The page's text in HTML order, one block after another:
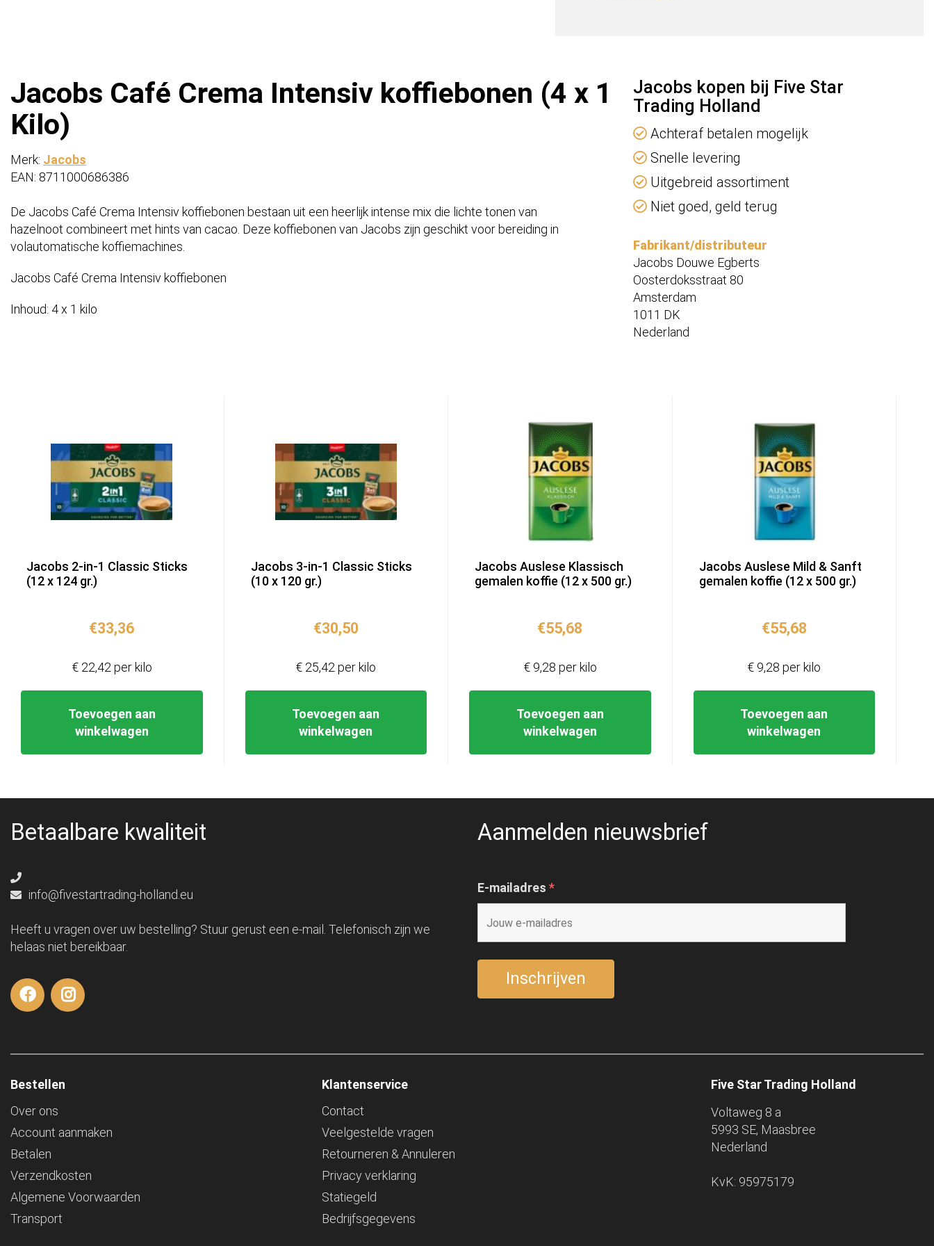
Jacobs Café Crema Intensiv koffiebonen (4 x 1
Kilo)
Merk: Jacobs
EAN: 8711000686386
De Jacobs Café Crema Intensiv koffiebonen bestaan uit een heerlijk intense mix die lichte tonen van
hazelnoot combineert met hints van cacao. Deze koffiebonen van Jacobs zijn geschikt voor bereiding in
volautomatische koffiemachines.
Jacobs Café Crema Intensiv koffiebonen
Inhoud: 4 x 1 kilo
Jacobs kopen bij Five Star
Trading Holland
Achteraf betalen mogelijk
Snelle levering
Uitgebreid assortiment
Niet goed, geld terug
Fabrikant/distributeur
Jacobs Douwe Egberts
Oosterdoksstraat 80
Amsterdam
1011 DK
Nederland
Jacobs 2-in-1 Classic Sticks
(12 x 124 gr.)
€33,36
Toevoegen aan
winkelwagen
€ 22,42 per kilo
Jacobs 3-in-1 Classic Sticks
(10 x 120 gr.)
€30,50
Toevoegen aan
winkelwagen
€ 25,42 per kilo
Jacobs Auslese Klassisch
gemalen koffie (12 x 500 gr.)
€55,68
Toevoegen aan
winkelwagen
€ 9,28 per kilo
Jacobs Auslese Mild & Sanft
gemalen koffie (12 x 500 gr.)
€55,68
Toevoegen aan
winkelwagen
€ 9,28 per kilo
Betaalbare kwaliteit
info@fivestartrading-holland.eu
Heeft u vragen over uw bestelling? Stuur gerust een e-mail. Telefonisch zijn we
helaas niet bereikbaar.
Aanmelden nieuwsbrief
E-mailadres *
Bestellen
Over ons
Account aanmaken
Betalen
Verzendkosten
Algemene Voorwaarden
Transport
Klantenservice
Contact
Veelgestelde vragen
Retourneren & Annuleren
Privacy verklaring
Statiegeld
Bedrijfsgegevens
Five Star Trading Holland
Voltaweg 8 a
5993 SE, Maasbree
Nederland
KvK: 95975179